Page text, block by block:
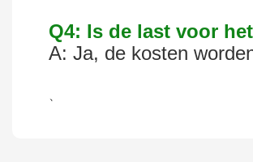
Q4: Is de last voor
A: Ja, de kosten
、